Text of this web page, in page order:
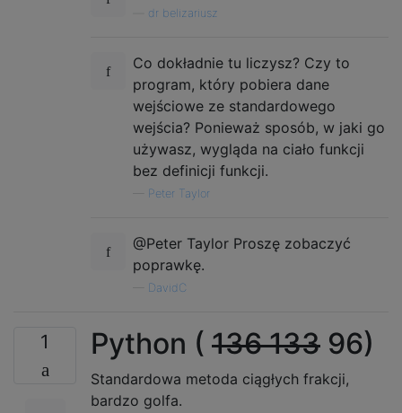
dr belizariusz
Co dokładnie tu liczysz? Czy to
program, który pobiera dane
wejściowe ze standardowego
wejścia? Ponieważ sposób, w jaki go
używasz, wygląda na ciało funkcji
bez definicji funkcji.
Peter Taylor
@Peter Taylor Proszę zobaczyć
poprawkę.
DavidC
1 Python ( 136 133 96)
Standardowa metoda ciągłych frakcji,
bardzo golfa.